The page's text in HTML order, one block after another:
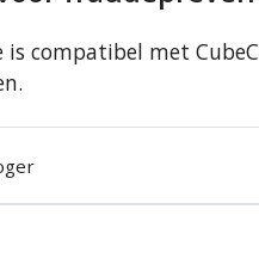
compatibel met